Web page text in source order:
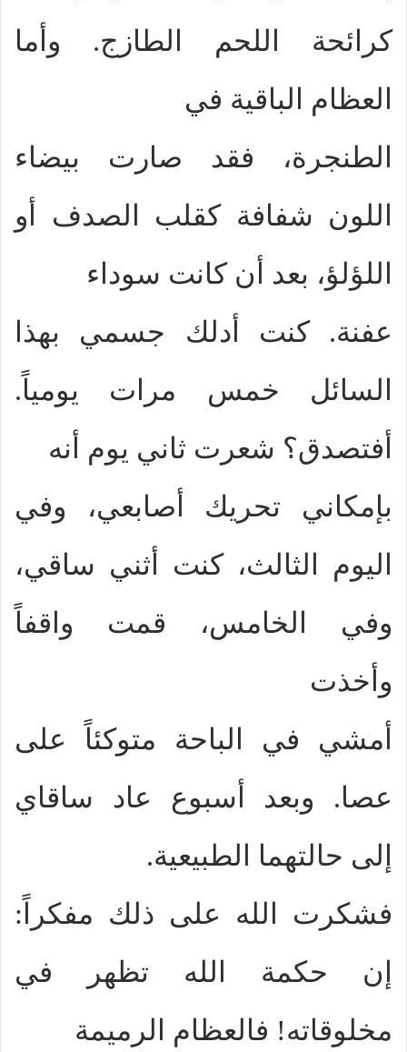
كرائحة اللحم الطازج. وأما
العظام الباقية في
الطنجرة، فقد صارت بيضاء
اللون شفافة كقلب الصدف أو
اللؤلؤ، بعد أن كانت سوداء
عفنة. كنت أدلك جسمي بهذا
السائل خمس مرات يومياً.
أفتصدق؟ شعرت ثاني يوم أنه
بإمكاني تحريك أصابعي، وفي
اليوم الثالث، كنت أثني ساقي،
وفي الخامس، قمت واقفاً
وأخذت
أمشي في الباحة متوكئاً على
عصا. وبعد أسبوع عاد ساقاي
إلى حالتهما الطبيعية.
فشكرت الله على ذلك مفكراً:
إن حكمة الله تظهر في
مخلوقاته! فالعظام الرميمة